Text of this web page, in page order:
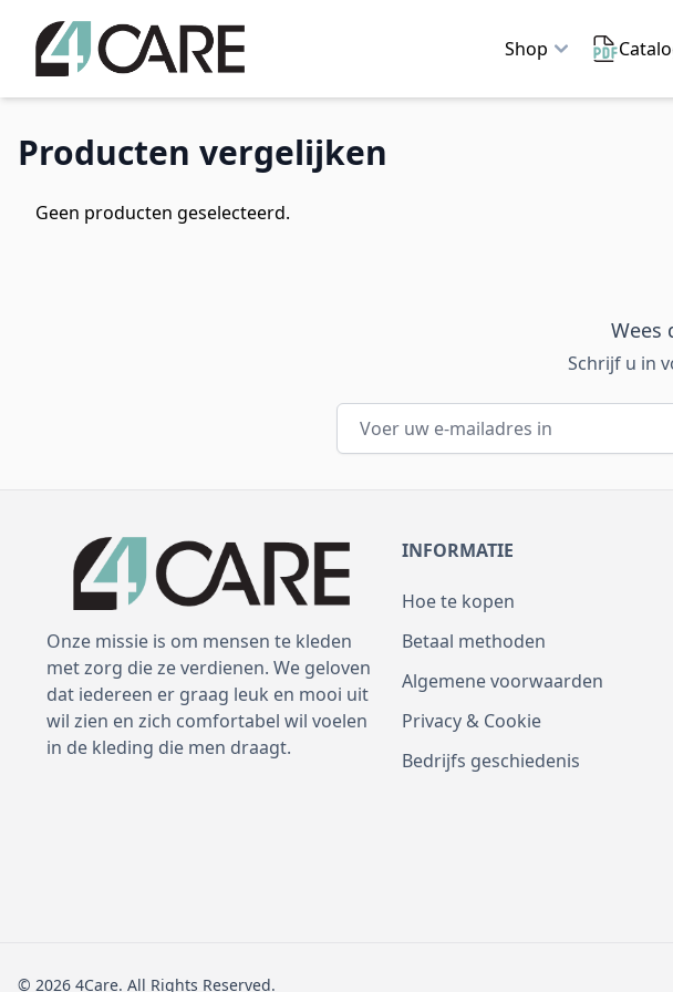
Shop
Producten vergelijken
Geen producten geselecteerd.
Wees
Schrijf u in
E-mail adres
Onze missie is om mensen te kleden
met zorg die ze verdienen. We geloven
dat iedereen er graag leuk en mooi uit
wil zien en zich comfortabel wil voelen
in de kleding die men draagt.
INFORMATIE
Hoe te kopen
Betaal methoden
Algemene voorwaarden
Privacy & Cookie
Bedrijfs geschiedenis
© 2026 4Care. All Rights Reserved.